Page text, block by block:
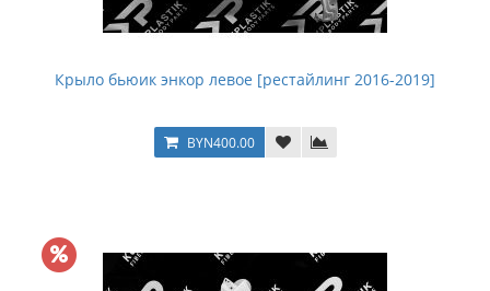
Крыло бьюик энкор левое [рестайлинг 2016-2019]
BYN400.00